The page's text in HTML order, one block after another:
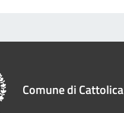
Comune di Cattolica